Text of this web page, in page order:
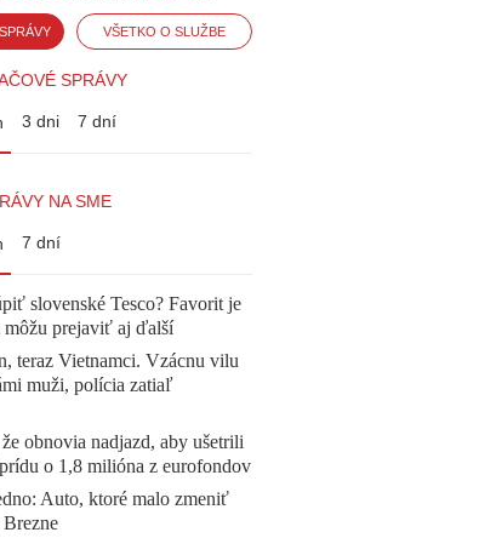
VŠETKO O SLUŽBE
SPRÁVY
3 dni 7 dní
NA SME
7 dní
slovenské Tesco? Favorit je
môžu prejaviť aj ďalší
teraz Vietnamci. Vzácnu vilu
muži, polícia zatiaľ
obnovia nadjazd, aby ušetrili
o 1,8 milióna z eurofondov
Auto, ktoré malo zmeniť